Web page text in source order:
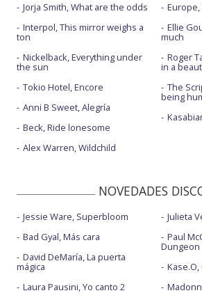
Jorja Smith, What are the odds
Interpol, This mirror weighs a
ton
Nickelback, Everything under
the sun
Tokio Hotel, Encore
Anni B Sweet, Alegría
Beck, Ride lonesome
Alex Warren, Wildchild
Ellie
much
Roger
in a
The
being
NOVEDADES
Jessie Ware, Superbloom
Bad Gyal, Más cara
David DeMaría, La puerta
mágica
Laura Pausini, Yo canto 2
Julieta
Paul
Dungeon